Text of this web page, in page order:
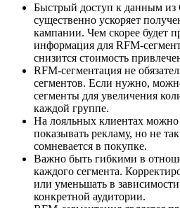
Быстрый доступ к данным из
существенно ускоряет
кампании. Чем скорее будет
информация для RFM-
снизится стоимость
RFM-сегментация не
сегментов. Если нужно,
сегменты для увеличения
каждой группе.
На лояльных клиентах
показывать рекламу, но не
сомневается в покупке.
Важно быть гибкими в
каждого сегмента.
или уменьшать в
конкретной аудитории.